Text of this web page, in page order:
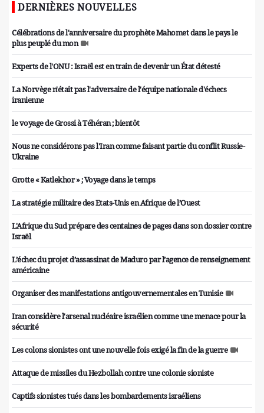
DERNIÈRES NOUVELLES
Célébrations de l'anniversaire du prophète Mahomet dans le pays le
plus peuplé du mon
Experts de l'ONU : Israël est en train de devenir un État détesté
La Norvège n'était pas l'adversaire de l'équipe nationale d'échecs
iranienne
le voyage de Grossi à Téhéran ; bientôt
Nous ne considérons pas l'Iran comme faisant partie du conflit Russie-
Ukraine
Grotte « Katlekhor » ; Voyage dans le temps
La stratégie militaire des Etats-Unis en Afrique de l’Ouest
L'Afrique du Sud prépare des centaines de pages dans son dossier contre
Israël
L’échec du projet d’assassinat de Maduro par l’agence de renseignement
américaine
Organiser des manifestations antigouvernementales en Tunisie
Iran considère l'arsenal nucléaire israélien comme une menace pour la
sécurité
Les colons sionistes ont une nouvelle fois exigé la fin de la guerre
Attaque de missiles du Hezbollah contre une colonie sioniste
Captifs sionistes tués dans les bombardements israéliens